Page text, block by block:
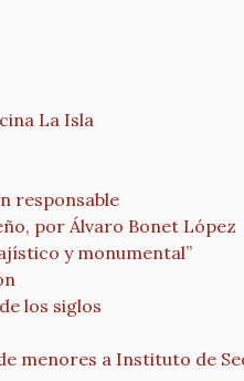
La Isla
responsable
por Álvaro Bonet López
y monumental”
los siglos
menores a Instituto de